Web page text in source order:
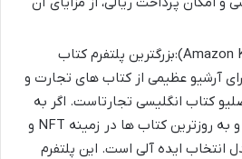
آمازون کیندل (Amazon Kindle):بزرگترین پلتفرم کتاب
آرشیو عظیمی از کتاب های تجارت و
کتاب انگلیسی تجارتاست. اگر به
دنبال منابع اورجینال و به روزترین کتاب ها در زمینه NFT و
انتخاب ایده آلی است. این پلتفرم